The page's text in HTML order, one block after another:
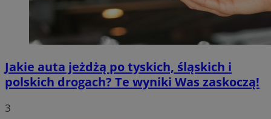
Jakie auta jeżdżą po tyskich, śląskich i
polskich drogach? Te wyniki Was zaskoczą!
3